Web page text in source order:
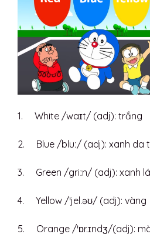
1. White /waɪt/ (adj): trắng
2. Blue /bluː/ (adj): xanh da
3. Green /griːn/ (adj): xanh
4. Yellow /ˈjel.əʊ/ (adj): vàng
5. Orange /ˈɒr.ɪndʒ/(adj):